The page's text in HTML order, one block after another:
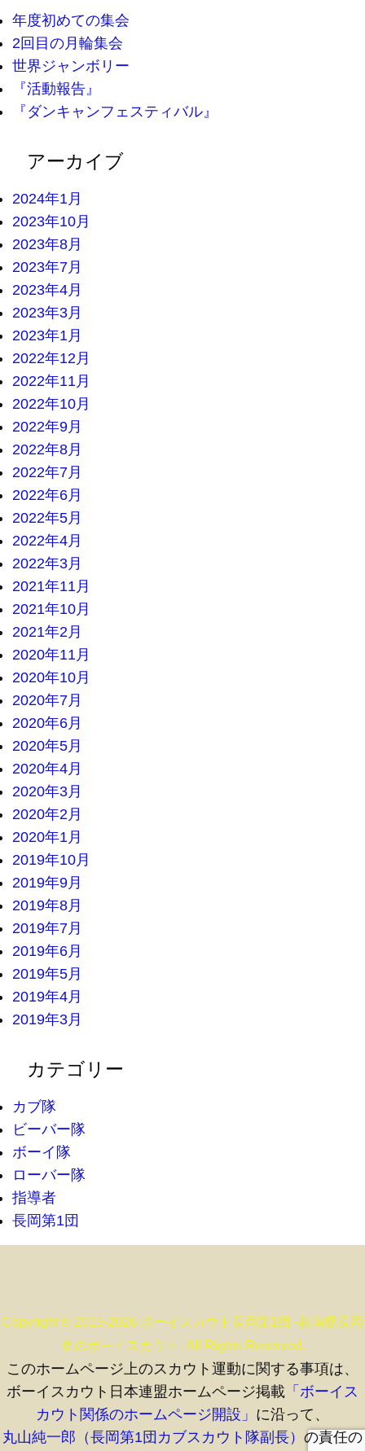
年度初めての集会
2回目の月輪集会
世界ジャンボリー
『活動報告』
『ダンキャンフェスティバル』
アーカイブ
2024年1月
2023年10月
2023年8月
2023年7月
2023年4月
2023年3月
2023年1月
2022年12月
2022年11月
2022年10月
2022年9月
2022年8月
2022年7月
2022年6月
2022年5月
2022年4月
2022年3月
2021年11月
2021年10月
2021年2月
2020年11月
2020年10月
2020年7月
2020年6月
2020年5月
2020年4月
2020年3月
2020年2月
2020年1月
2019年10月
2019年9月
2019年8月
2019年7月
2019年6月
2019年5月
2019年4月
2019年3月
カテゴリー
カブ隊
ビーバー隊
ボーイ隊
ローバー隊
指導者
長岡第1団
Copyright © 2015-2026 ボーイスカウト長岡第1団 -新潟県長岡
市のボーイスカウト- All Rights Reserved.
このホームページ上のスカウト運動に関する事項は、
ボーイスカウト日本連盟ホームページ掲載 「ボーイス
カウト関係のホームページ開設」 に沿って、
丸山純一郎（長岡第1団カブスカウト隊副長） の責任の